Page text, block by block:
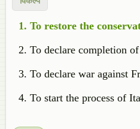
To restore the
To declare completion
To declare war against
To start the process of